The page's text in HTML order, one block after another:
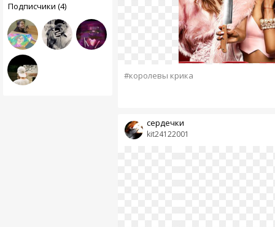
Подписчики (4)
#королевы крика
kit24122001
сердечки